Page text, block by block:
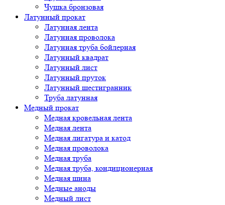
Чушка бронзовая
Латунный прокат
Латунная лента
Латунная проволока
Латунная труба бойлерная
Латунный квадрат
Латунный лист
Латунный пруток
Латунный шестигранник
Труба латунная
Медный прокат
Медная кровельная лента
Медная лента
Медная лигатура и катод
Медная проволока
Медная труба
Медная труба, кондиционерная
Медная шина
Медные аноды
Медный лист